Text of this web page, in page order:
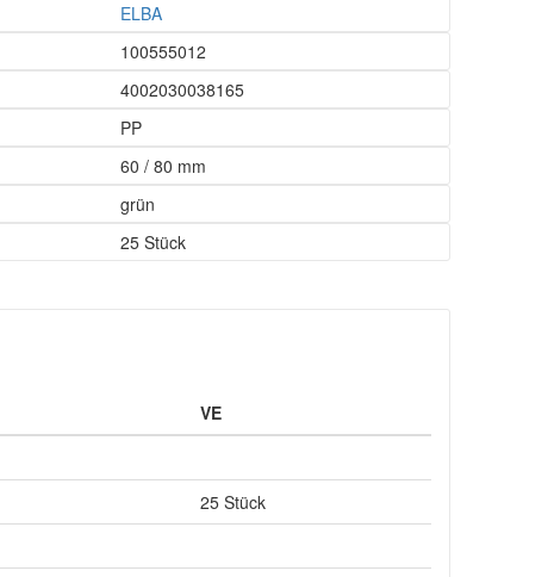
ELBA
100555012
4002030038165
PP
60 / 80 mm
grün
25 Stück
VE
25 Stück